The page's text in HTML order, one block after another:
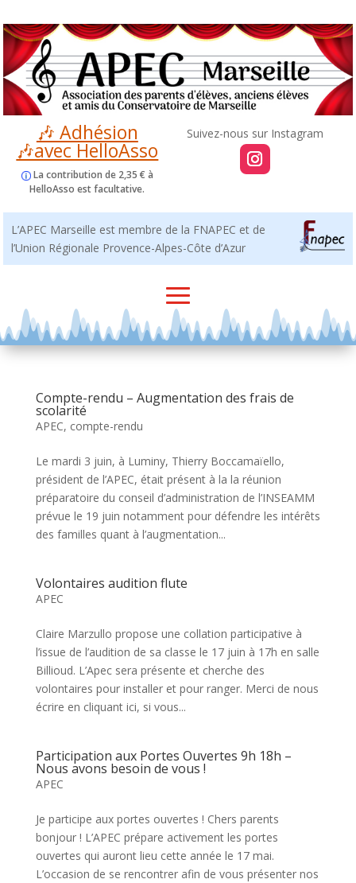
🎶 Adhésion
🎶avec HelloAsso
La contribution de 2,35 € à
HelloAsso est facultative.
L’APEC Marseille est membre de la FNAPEC et de
l’Union Régionale Provence-Alpes-Côte d’Azur
Compte-rendu – Augmentation des frais de
scolarité
APEC, compte-rendu
Le mardi 3 juin, à Luminy, Thierry Boccamaïello,
président de l’APEC, était présent à la la réunion
préparatoire du conseil d’administration de l’INSEAMM
prévue le 19 juin notamment pour défendre les intérêts
des familles quant à l’augmentation...
Volontaires audition flute
APEC
Claire Marzullo propose une collation participative à
l’issue de l’audition de sa classe le 17 juin à 17h en salle
Billioud. L’Apec sera présente et cherche des
volontaires pour installer et pour ranger. Merci de nous
écrire en cliquant ici, si vous...
Participation aux Portes Ouvertes 9h 18h –
Nous avons besoin de vous !
APEC
Je participe aux portes ouvertes ! Chers parents
bonjour ! L’APEC prépare activement les portes
ouvertes qui auront lieu cette année le 17 mai.
L’occasion de se rencontrer afin de vous présenter nos